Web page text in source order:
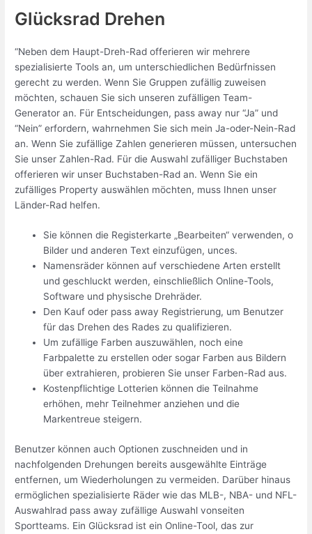
Glücksrad Drehen
“Neben dem Haupt-Dreh-Rad offerieren wir mehrere
spezialisierte Tools an, um unterschiedlichen Bedürfnissen
gerecht zu werden. Wenn Sie Gruppen zufällig zuweisen
möchten, schauen Sie sich unseren zufälligen Team-
Generator an. Für Entscheidungen, pass away nur “Ja” und
“Nein” erfordern, wahrnehmen Sie sich mein Ja-oder-Nein-Rad
an. Wenn Sie zufällige Zahlen generieren müssen, untersuchen
Sie unser Zahlen-Rad. Für die Auswahl zufälliger Buchstaben
offerieren wir unser Buchstaben-Rad an. Wenn Sie ein
zufälliges Property auswählen möchten, muss Ihnen unser
Länder-Rad helfen.
Sie können die Registerkarte „Bearbeiten“ verwenden, o
Bilder und anderen Text einzufügen, unces.
Namensräder können auf verschiedene Arten erstellt
und geschluckt werden, einschließlich Online-Tools,
Software und physische Drehräder.
Den Kauf oder pass away Registrierung, um Benutzer
für das Drehen des Rades zu qualifizieren.
Um zufällige Farben auszuwählen, noch eine
Farbpalette zu erstellen oder sogar Farben aus Bildern
über extrahieren, probieren Sie unser Farben-Rad aus.
Kostenpflichtige Lotterien können die Teilnahme
erhöhen, mehr Teilnehmer anziehen und die
Markentreue steigern.
Benutzer können auch Optionen zuschneiden und in
nachfolgenden Drehungen bereits ausgewählte Einträge
entfernen, um Wiederholungen zu vermeiden. Darüber hinaus
ermöglichen spezialisierte Räder wie das MLB-, NBA- und NFL-
Auswahlrad pass away zufällige Auswahl vonseiten
Sportteams. Ein Glücksrad ist ein Online-Tool, das zur